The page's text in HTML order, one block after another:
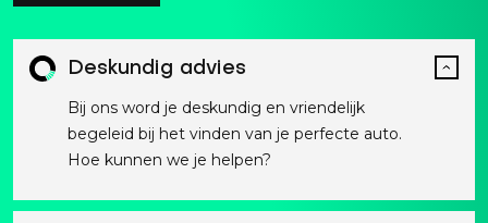
Deskundig advies
Bij ons word je deskundig en vriendelijk
begeleid bij het vinden van je perfecte auto.
Hoe kunnen we je helpen?